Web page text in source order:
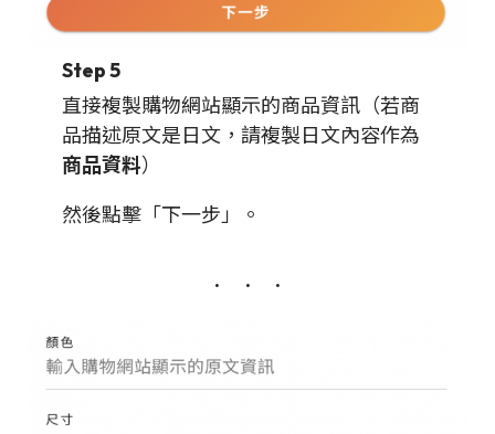
Step 5
直接複製購物網站顯示的商品資訊（若商
品描述原文是日文，請複製日文內容作為
商品資料）
然後點擊「下一步」。